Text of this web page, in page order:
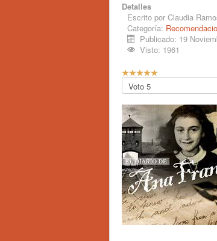
Detalles
Escrito por Claudia
Categoría:
Publicado: 19
Visto: 1961
R
t
i
o
:
5
/
5
Por
favor,
vote